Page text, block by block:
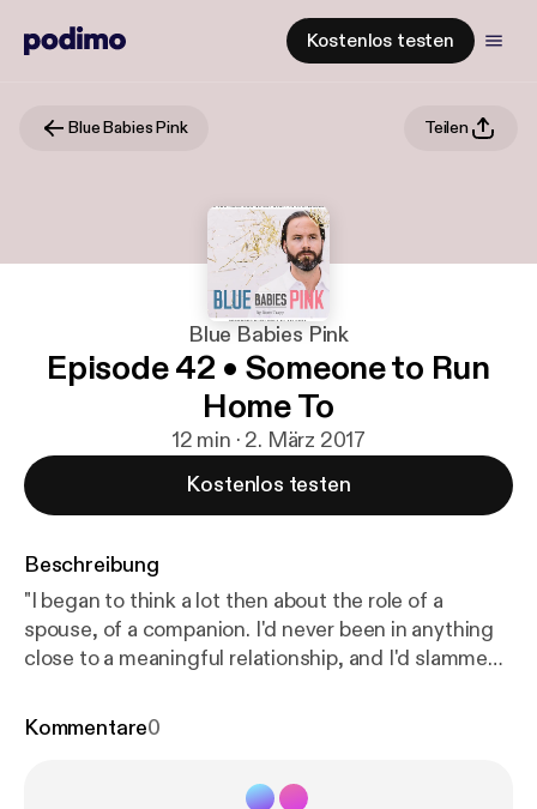
Kostenlos testen
Blue Babies Pink Teilen
Blue Babies Pink
Episode 42 • Someone to Run
Home To
12 min · 2. März 2017
Kostenlos testen
Beschreibung
"I began to think a lot then about the role of a
spouse, of a companion. I'd never been in anything
close to a meaningful relationship, and I'd slammed
about it all."
Kommentare0